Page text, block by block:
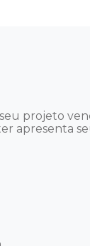
projeto
apresenta